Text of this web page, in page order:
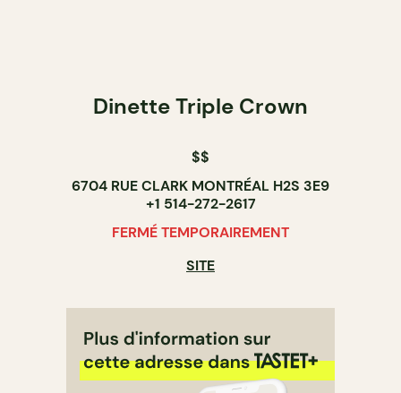
Dinette Triple Crown
$$
6704 RUE CLARK MONTRÉAL H2S 3E9
+1 514-272-2617
FERMÉ TEMPORAIREMENT
SITE